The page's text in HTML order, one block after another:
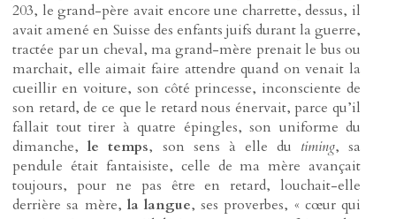
203, le grand-père avait encore une charrette, dessus, il
avait amené en Suisse des enfants juifs durant la guerre,
tractée par un cheval, ma grand-mère prenait le bus ou
marchait, elle aimait faire attendre quand on venait la
cueillir en voiture, son côté princesse, inconsciente de
son retard, de ce que le retard nous énervait, parce qu’il
fallait tout tirer à quatre épingles, son uniforme du
dimanche,le temps, son sens à elle du timing, sa
pendule était fantaisiste, celle de ma mère avançait
toujours, pour ne pas être en retard, louchait-elle
derrière sa mère, la langue, ses proverbes, « cœur qui